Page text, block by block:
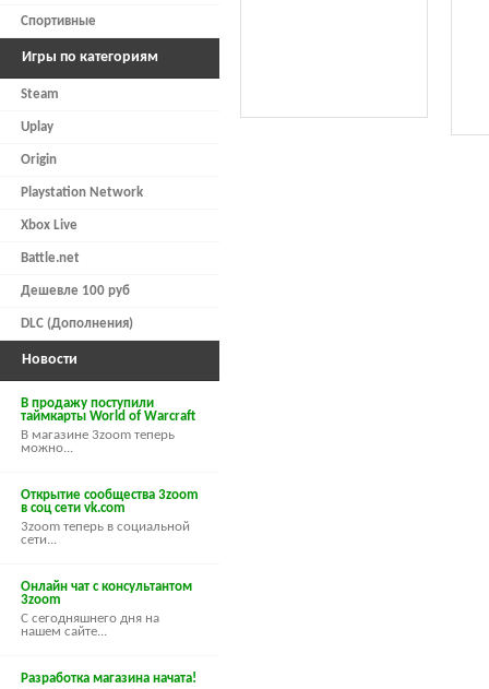
Спортивные
Игры по категориям
Steam
Uplay
Origin
Playstation Network
Xbox Live
Battle.net
Дешевле 100 руб
DLC (Дополнения)
Новости
В продажу поступили
таймкарты World of Warcraft
В магазине 3zoom теперь
можно...
Открытие сообщества 3zoom
в соц сети vk.com
3zoom теперь в социальной
сети...
Онлайн чат с консультантом
3zoom
С сегодняшнего дня на
нашем сайте...
Разработка магазина начата!